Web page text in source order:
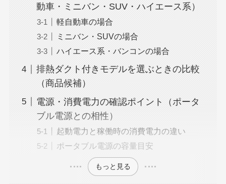
動車・ミニバン・SUV・ハイエース系）
軽自動車の場合
ミニバン・SUVの場合
ハイエース系・バンコンの場合
排熱ダクト付きモデルを選ぶときの比較
（商品候補）
電源・消費電力の確認ポイント（ポータ
ブル電源との相性）
起動電力と稼働時の消費電力の違い
ポータブル電源の容量目安
もっと見る